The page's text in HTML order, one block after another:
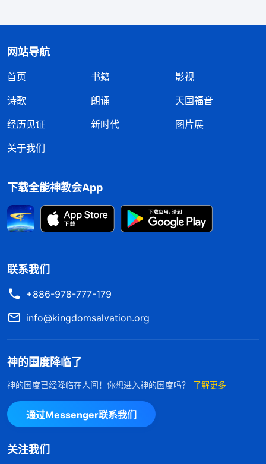
说，神为人类颁布律法太重要了！律法时代的工作让
人知道了什么是罪、什么是义，也让人看到自己常常
人进入了人类生活的正轨，也为恩典时代的救赎工作
奠定了基础，铺平了道路。
到了律法时代后期，人类被撒但败坏得越来越
深，人犯罪越来越多，律法已经约束不住人的行为
死的危险，都苦苦地
肉身成为主耶稣，作了一步救赎工作，开辟了恩典时
代，结束了律法时代。我们来读两段全能神的话：
“到恩典时代，耶稣来了救赎堕落的全人类（并不单
是以色列人），他施怜悯慈爱给人，人看见的恩典时
代的耶稣满了慈爱，对人总是爱，因为他就是来拯救
底将人类从罪中救赎出来。在这个时期，神就是以怜
悯慈爱出现在人的面前，也就是他成了人的赎罪祭，
为人的罪而钉了十字架永远饶恕人的罪。
一 神的显现与作工・两次的道成肉身完全了道成肉身的意
义》“没有耶稣的救赎，人一直活在罪中，人便都成
了罪的子孙，成了鬼的后代，这样下去，全地之上就
救赎工作必须得向人施下怜悯慈爱，人才能因此得着
网站导航
首页 书籍
影视
诗歌
朗诵
天国福音
经历见证
新时代
图片展
关于我们
下载全能神教会App
联系我们
+886-978-777-179
info@kingdomsalvation.org
神的国度降临了
神的国度已经降临在人间！你想进入神的国度吗？ 了解更多
通过Messenger联系我们
关注我们